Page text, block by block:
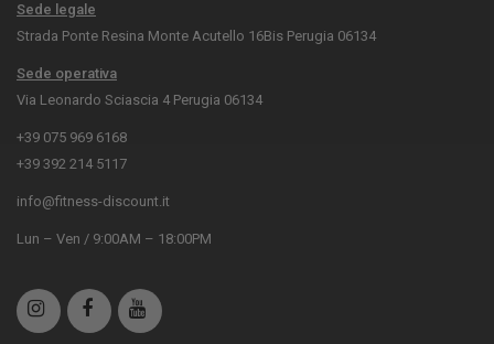
Sede legale
Strada Ponte Resina Monte Acutello 16Bis Perugia 06134
Sede operativa
Via Leonardo Sciascia 4 Perugia 06134
+39 075 969 6168
+39 392 214 5117
info@fitness-discount.it
Lun – Ven / 9:00AM – 18:00PM